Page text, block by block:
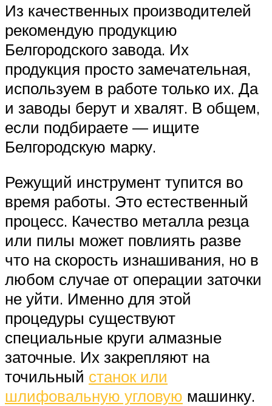
Из качественных производителей
рекомендую продукцию
Белгородского завода. Их
продукция просто замечательная,
используем в работе только их. Да
и заводы берут и хвалят. В общем,
если подбираете — ищите
Белгородскую марку.
Режущий инструмент тупится во
время работы. Это естественный
процесс. Качество металла резца
или пилы может повлиять разве
что на скорость изнашивания, но в
любом случае от операции заточки
не уйти. Именно для этой
процедуры существуют
специальные круги алмазные
заточные. Их закрепляют на
точильный станок или
шлифовальную угловую машинку.